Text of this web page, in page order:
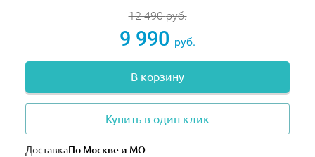
12 490руб.
9 990 руб.
В корзину
Купить в один клик
Доставка